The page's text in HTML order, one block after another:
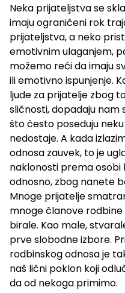
Neka prijateljstva se
imaju ograničeni rok
prijateljstva, a neko
emotivnim ulaganjem,
možemo reći da imaju
ili emotivno ispunjenje.
ljude za prijatelje zbog
sličnosti, dopadaju nam
što često poseduju
nedostaje. A kada
odnosa zauvek, to je
naklonosti prema osobi
odnosno, zbog nanete
Mnoge prijatelje
mnoge članove
birale. Kao male,
prve slobodne izbore.
rodbinskog odnosa je
naš lični poklon koji
da od nekoga primimo.